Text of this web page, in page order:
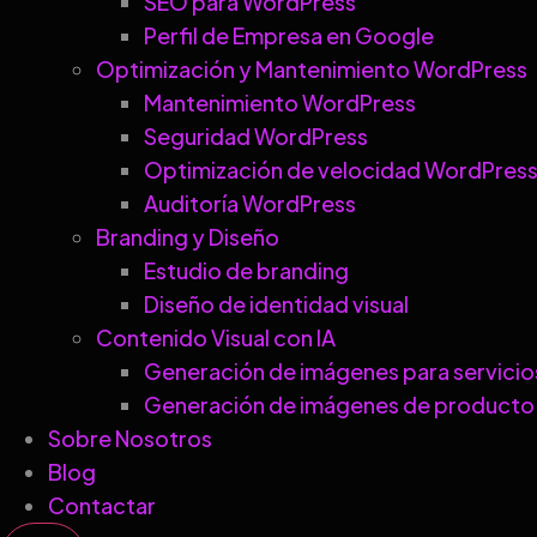
Perfil de Empresa en Google
Optimización y Mantenimiento WordPress
Mantenimiento WordPress
Seguridad WordPress
Optimización de velocidad WordPress
Auditoría WordPress
Branding y Diseño
Estudio de branding
Diseño de identidad visual
Contenido Visual con IA
Generación de imágenes para
Generación de imágenes de producto
Sobre Nosotros
Blog
Contactar